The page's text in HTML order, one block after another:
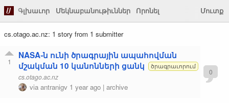
Գլխաւոր Մեկնաբանութիւններ Որոնել Մուտք
cs.otago.ac.nz: 1 story from 1 submitter
1
NASA֊ն ունի ծրագրային ապահովման
մշակման 10 կանոնների ցանկ
ծրագրաւորում
cs.otago.ac.nz
via antranigv 1 year ago | archive
0